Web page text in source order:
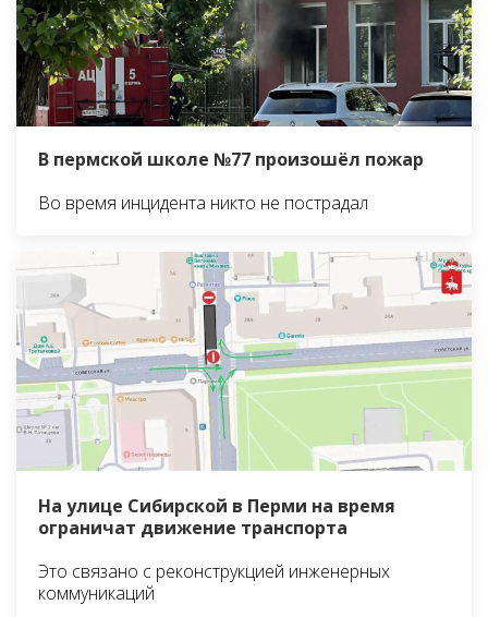
В пермской школе №77 произошёл пожар
Во время инцидента никто не пострадал
На улице Сибирской в Перми на время
ограничат движение транспорта
Это связано с реконструкцией инженерных
коммуникаций